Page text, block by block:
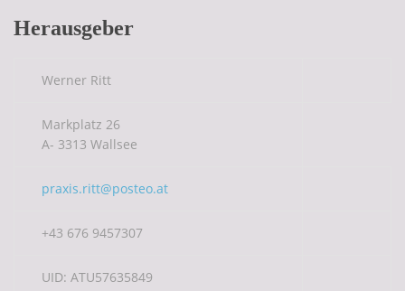
Herausgeber
Werner Ritt
Markplatz 26
A- 3313 Wallsee
praxis.ritt@posteo.at
+43 676 9457307
UID: ATU57635849